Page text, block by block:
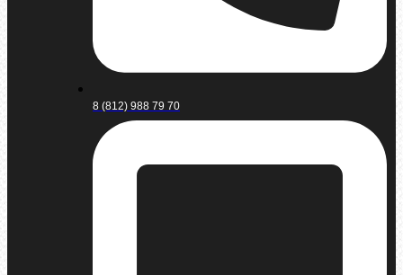
8 (812) 988 79 70